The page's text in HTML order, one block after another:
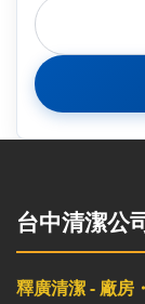
台中清潔公
釋廣清潔 - 廠房